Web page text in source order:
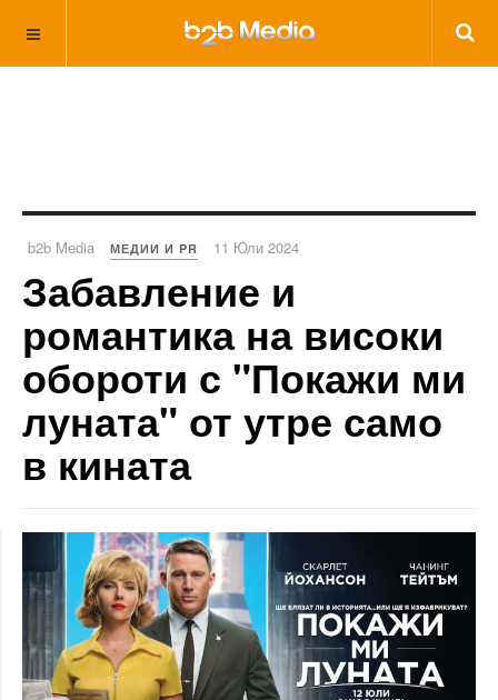
b2b Media МЕДИИ И PR 11 Юли 2024
Забавление и
романтика на високи
обороти с "Покажи ми
луната" от утре само
в кината